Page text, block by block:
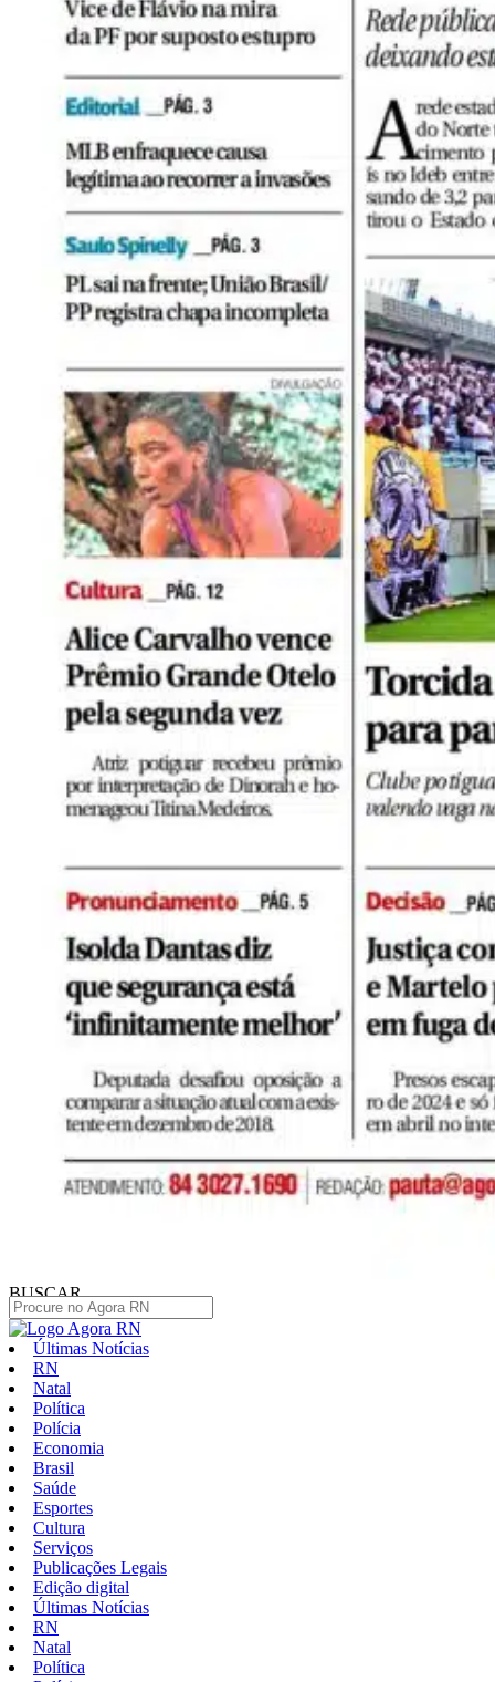
BUSCAR
Últimas Notícias
RN
Natal
Política
Polícia
Economia
Brasil
Saúde
Esportes
Cultura
Serviços
Publicações Legais
Edição digital
Últimas Notícias
RN
Natal
Política